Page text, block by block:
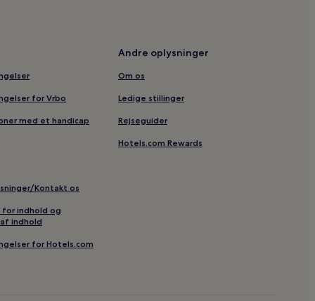
Nexøs Mindestuer
for Vrbo
med et handicap
Kontakt os
for indhold og
indhold
for Hotels.com
Andre oplysninger
Om os
Ledige stillinger
Rejseguider
Hotels.com Rewards